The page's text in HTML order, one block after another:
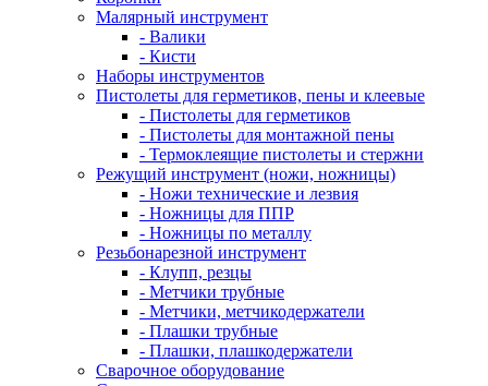
Малярный инструмент
- Валики
- Кисти
Наборы инструментов
Пистолеты для герметиков, пены и клеевые
- Пистолеты для герметиков
- Пистолеты для монтажной пены
- Термоклеящие пистолеты и стержни
Режущий инструмент (ножи, ножницы)
- Ножи технические и лезвия
- Ножницы для ППР
- Ножницы по металлу
Резьбонарезной инструмент
- Клупп, резцы
- Метчики трубные
- Метчики, метчикодержатели
- Плашки трубные
- Плашки, плашкодержатели
Сварочное оборудование